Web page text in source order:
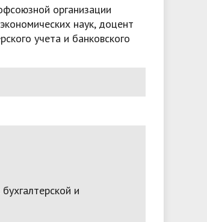
организации
наук, доцент
учета и банковского
и